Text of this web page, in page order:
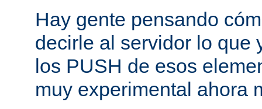
Hay gente pensando
decirle al servidor lo que
los PUSH de esos
muy experimental ahora